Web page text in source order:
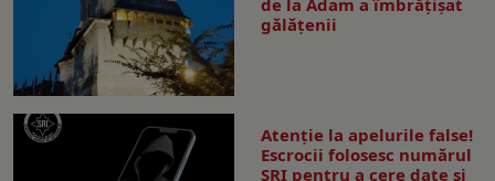
de la Adam a îmbrățișat
gălățenii
Atenție la apelurile false!
Escrocii folosesc numărul
SRI pentru a cere date și